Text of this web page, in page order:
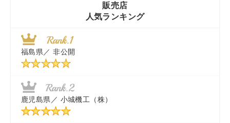
近江商事合同会社：「茨城中古農建機販売」
千葉県／ 株式会社テクノ・タカ
福岡県／株式会社カドワキ機械（旧ナカガワ農機商会）
販売店
人気ランキング
福島県／ 非公開
鹿児島県／ 小城機工（株）